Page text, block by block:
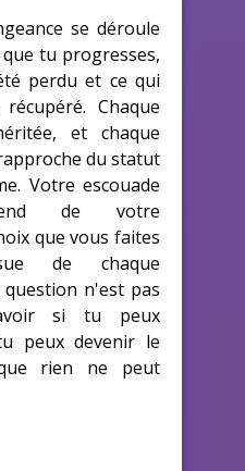
se déroule
tu progresses,
perdu et ce qui
Chaque
et chaque
du statut
Votre escouade
de votre
que vous faites
de chaque
n'est pas
si tu peux
peux devenir le
rien ne peut